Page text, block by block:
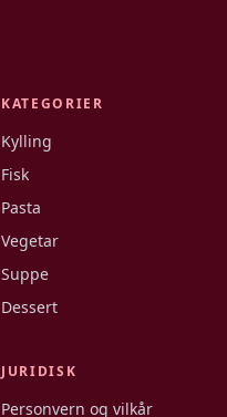
KATEGORIER
Kylling
Fisk
Pasta
Vegetar
Suppe
Dessert
JURIDISK
Personvern og vilkår